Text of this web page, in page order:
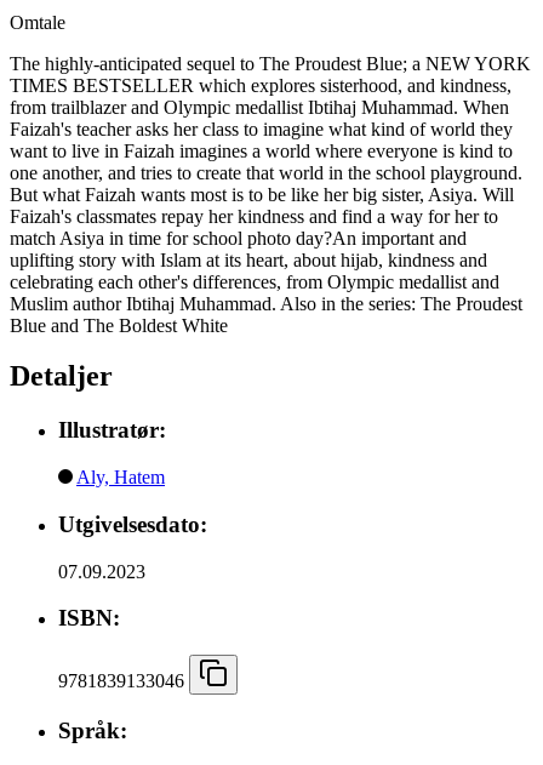
Omtale
The highly-anticipated sequel to The Proudest Blue; a NEW YORK
TIMES BESTSELLER which explores sisterhood, and kindness,
from trailblazer and Olympic medallist Ibtihaj Muhammad. When
Faizah's teacher asks her class to imagine what kind of world they
want to live in Faizah imagines a world where everyone is kind to
one another, and tries to create that world in the school playground.
But what Faizah wants most is to be like her big sister, Asiya. Will
Faizah's classmates repay her kindness and find a way for her to
match Asiya in time for school photo day?An important and
uplifting story with Islam at its heart, about hijab, kindness and
celebrating each other's differences, from Olympic medallist and
Muslim author Ibtihaj Muhammad. Also in the series: The Proudest
Blue and The Boldest White
Detaljer
Illustratør:
Aly, Hatem
Utgivelsesdato:
07.09.2023
ISBN:
9781839133046
Språk: